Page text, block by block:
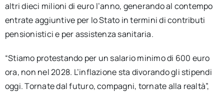
altri dieci milioni di euro l’anno, generando al contempo
entrate aggiuntive per lo Stato in termini di contributi
pensionistici e per assistenza sanitaria.
“Stiamo protestando per un salario minimo di 600 euro
ora, non nel 2028. L’inflazione sta divorando gli stipendi
oggi. Tornate dal futuro, compagni, tornate alla realtà”,